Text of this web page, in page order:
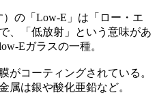
の「Low-E」は「ロー・エ
、「低放射」という意味があ
Eガラスの一種。
がコーティングされている。
属は銀や酸化亜鉛など。